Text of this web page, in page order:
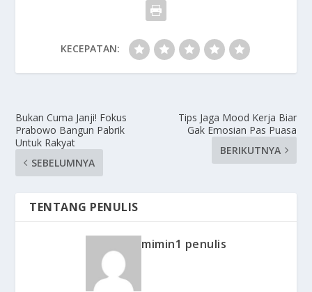
KECEPATAN:
Bukan Cuma Janji! Fokus
Prabowo Bangun Pabrik
Untuk Rakyat
SEBELUMNYA
Tips Jaga Mood Kerja Biar
Gak Emosian Pas Puasa
BERIKUTNYA
TENTANG PENULIS
mimin1 penulis